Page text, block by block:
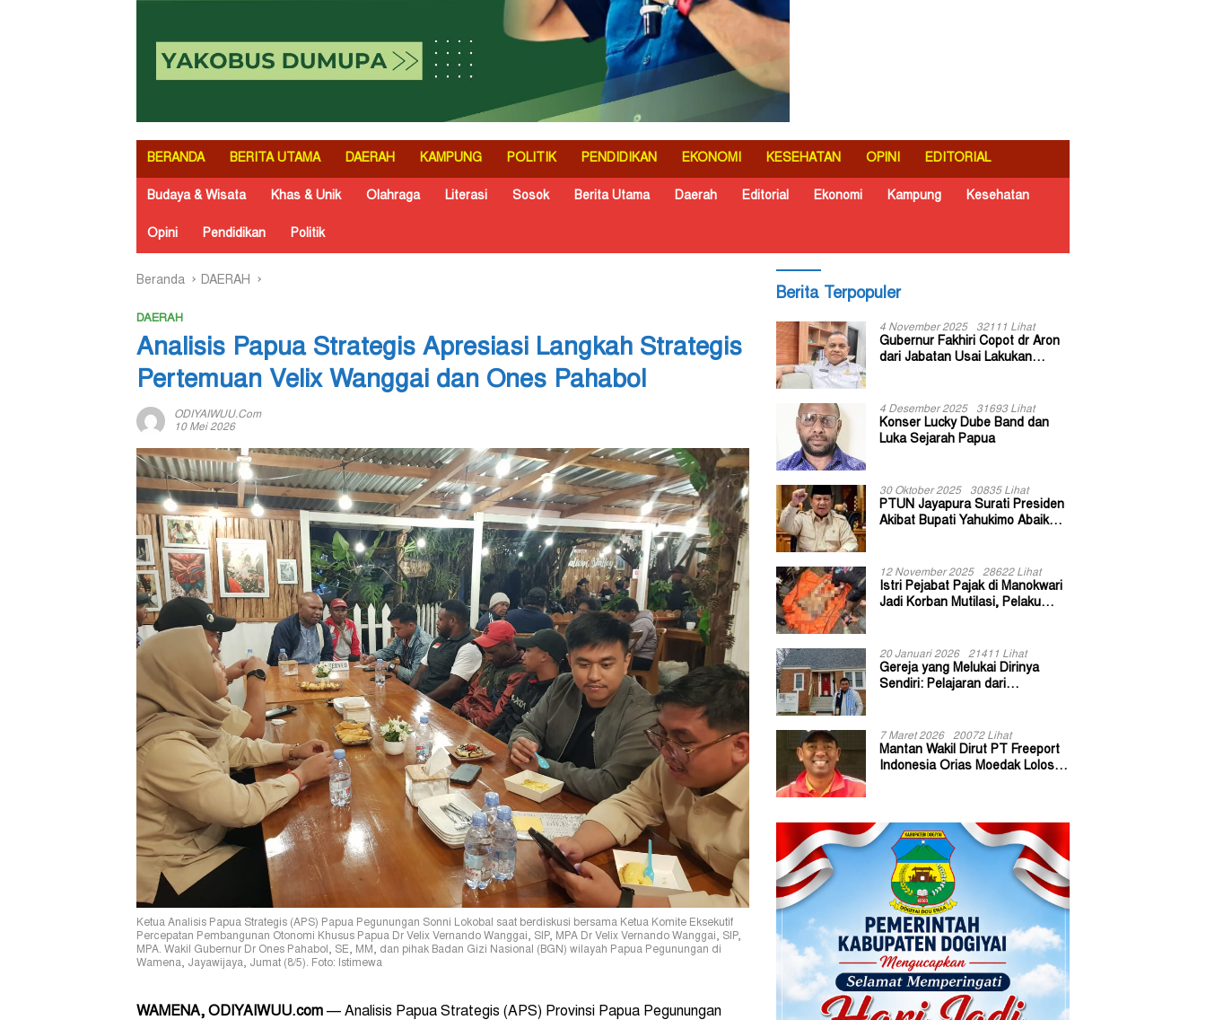
BERANDA BERITA UTAMA DAERAH KAMPUNG POLITIK PENDIDIKAN EKONOMI KESEHATAN OPINI EDITORIAL
Budaya & Wisata Khas & Unik Olahraga Literasi Sosok Berita Utama Daerah Editorial Ekonomi Kampung Kesehatan
Opini Pendidikan Politik
Beranda DAERAH
DAERAH
Analisis Papua Strategis Apresiasi Langkah Strategis
Pertemuan Velix Wanggai dan Ones Pahabol
ODIYAIWUU.com
10 Mei 2026
Ketua Analisis Papua Strategis (APS) Papua Pegunungan Sonni Lokobal saat berdiskusi bersama Ketua Komite Eksekutif
Percepatan Pembangunan Otonomi Khusus Papua Dr Velix Vernando Wanggai, SIP, MPA Dr Velix Vernando Wanggai, SIP,
MPA. Wakil Gubernur Dr Ones Pahabol, SE, MM, dan pihak Badan Gizi Nasional (BGN) wilayah Papua Pegunungan di
Wamena, Jayawijaya, Jumat (8/5). Foto: Istimewa
WAMENA, ODIYAIWUU.com — Analisis Papua Strategis (APS) Provinsi Papua Pegunungan
Berita Terpopuler
4 November 2025 32111 Lihat
Gubernur Fakhiri Copot dr Aron
dari Jabatan Usai Lakukan
4 Desember 2025 31693 Lihat
Konser Lucky Dube Band dan
Luka Sejarah Papua
30 Oktober 2025 30835 Lihat
PTUN Jayapura Surati Presiden
Akibat Bupati Yahukimo Abaikan
12 November 2025 28622 Lihat
Istri Pejabat Pajak di Manokwari
Jadi Korban Mutilasi, Pelaku
20 Januari 2026 21411 Lihat
Gereja yang Melukai Dirinya
Sendiri: Pelajaran dari
7 Maret 2026 20072 Lihat
Mantan Wakil Dirut PT Freeport
Indonesia Orias Moedak Lolos